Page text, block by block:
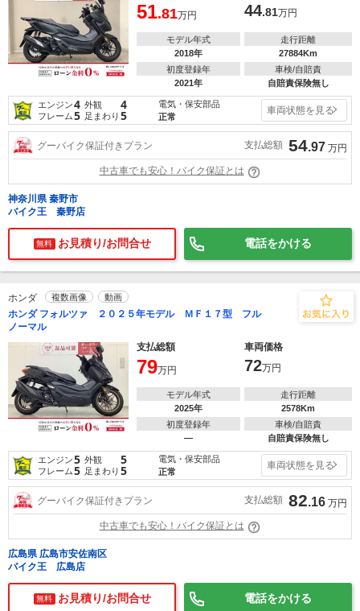
51.81万円 44.81万円
モデル年式
2018年
走行距離
27884Km
初度登録年
2021年
車検/自賠責
自賠責保険無し
エンジン4 外観 4
フレーム5 足まわり 5
電気・保安部品
正常
車両状態を見る
グーバイク保証付きプラン 支払総額 54.97 万円
中古車でも安心！バイク保証とは
神奈川県 秦野市
バイク王 秦野店
無料 お見積り/お問合せ 電話をかける
ホンダ 複数画像 動画
ホンダ フォルツァ ２０２５年モデル ＭＦ１７型 フル
ノーマル
支払総額
車両価格
79万円 72万円
モデル年式
2025年
走行距離
2578Km
初度登録年
―
車検/自賠責
自賠責保険無し
エンジン5 外観 5
フレーム5 足まわり 5
電気・保安部品
正常
車両状態を見る
グーバイク保証付きプラン 支払総額 82.16 万円
中古車でも安心！バイク保証とは
広島県 広島市安佐南区
バイク王 広島店
無料 お見積り/お問合せ 電話をかける